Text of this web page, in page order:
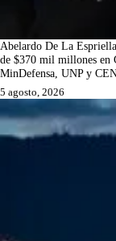
Abelardo De La
de $370 mil millones en
MinDefensa, UNP y
5 agosto, 2026